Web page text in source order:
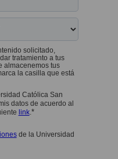
solicitado,
tratamiento a tus
almacenemos tus
la casilla que está
Católica San
datos de acuerdo al
link.*
de la Universidad